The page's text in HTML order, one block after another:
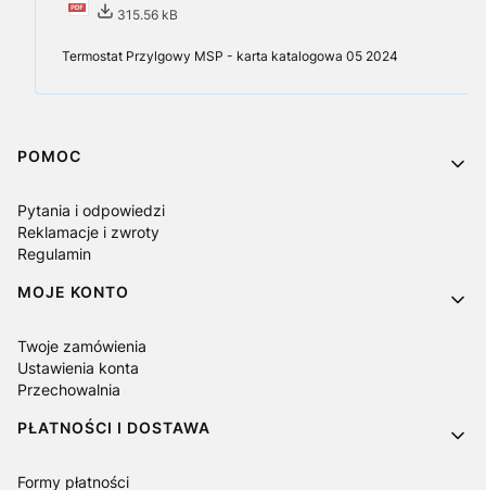
315.56 kB
Termostat Przylgowy MSP - karta katalogowa 05 2024
Linki w stopce
POMOC
Pytania i odpowiedzi
Reklamacje i zwroty
Regulamin
MOJE KONTO
Twoje zamówienia
Ustawienia konta
Przechowalnia
PŁATNOŚCI I DOSTAWA
Formy płatności